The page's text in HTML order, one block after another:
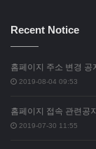
Recent Notice
홈페이지 주소 변경 공
2019-08-04 09:53
홈페이지 접속 관련공
2019-07-30 11:55